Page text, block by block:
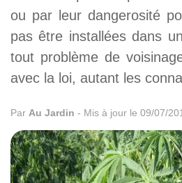
ou par leur dangerosité
pas être installées dans
tout problème de
avec la loi, autant les
Par Au Jardin - Mis à jour le 09/07/